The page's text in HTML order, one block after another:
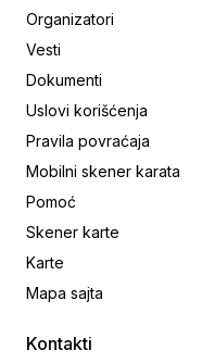
Organizatori
Vesti
Dokumenti
Uslovi korišćenja
Pravila povraćaja
Mobilni skener karata
Pomoć
Skener karte
Karte
Mapa sajta
Kontakti